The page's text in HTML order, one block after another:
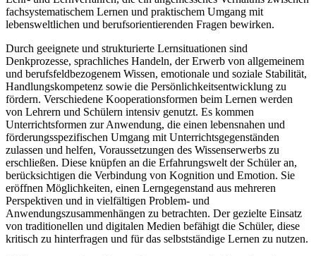
fachsystematischem Lernen und praktischem Umgang mit
lebensweltlichen und berufsorientierenden Fragen bewirken.
Durch geeignete und strukturierte Lernsituationen sind
Denkprozesse, sprachliches Handeln, der Erwerb von allgemeinem
und berufsfeldbezogenem Wissen, emotionale und soziale Stabilität,
Handlungskompetenz sowie die Persönlichkeitsentwicklung zu
fördern. Verschiedene Kooperationsformen beim Lernen werden
von Lehrern und Schülern intensiv genutzt. Es kommen
Unterrichtsformen zur Anwendung, die einen lebensnahen und
förderungsspezifischen Umgang mit Unterrichtsgegenständen
zulassen und helfen, Voraussetzungen des Wissenserwerbs zu
erschließen. Diese knüpfen an die Erfahrungswelt der Schüler an,
berücksichtigen die Verbindung von Kognition und Emotion. Sie
eröffnen Möglichkeiten, einen Lerngegenstand aus mehreren
Perspektiven und in vielfältigen Problem- und
Anwendungszusammenhängen zu betrachten. Der gezielte Einsatz
von traditionellen und digitalen Medien befähigt die Schüler, diese
kritisch zu hinterfragen und für das selbstständige Lernen zu nutzen.